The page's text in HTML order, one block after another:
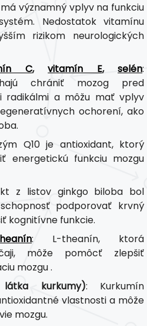
významný vplyv na funkciu
Nedostatok vitamínu
rizikom neurologických
C,vitamín E,selén:
chrániť mozog pred
radikálmi a môžu mať vplyv
ochorení, ako
Q10 je antioxidant, ktorý
energetickú funkciu mozgu
z listov ginkgo biloba bol
podporovať krvný
kognitívne funkcie.
: L-theanín, ktorá
môže pomôcť zlepšiť
mozgu .
kurkumy): Kurkumín
vlastnosti a môže
mozgu.